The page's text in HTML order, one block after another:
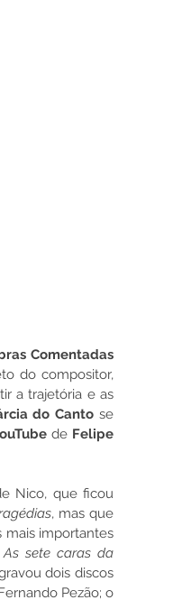
Comentadas
do compositor,
a trajetória e as
do Canto se
de Felipe
Nico, que ficou
, mas que
mais importantes
As sete caras da
dois discos
Pezão; o